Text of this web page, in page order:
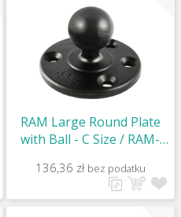
RAM Large Round Plate
with Ball - C Size / RAM-
136,36 zł bez podatku